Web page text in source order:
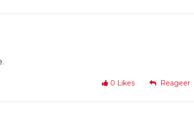
0 Likes Reageer